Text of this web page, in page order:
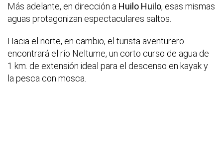
Más adelante, en dirección a Huilo Huilo, esas mismas
aguas protagonizan espectaculares saltos.
Hacia el norte, en cambio, el turista aventurero
encontrará el río Neltume, un corto curso de agua de
1 km. de extensión ideal para el descenso en kayak y
la pesca con mosca.